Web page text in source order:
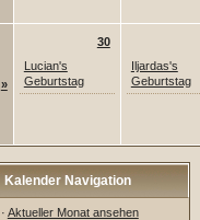
»
30
Lucian's
Geburtstag
Iljardas's
Geburtstag
Kalender Navigation
· Aktueller Monat ansehen